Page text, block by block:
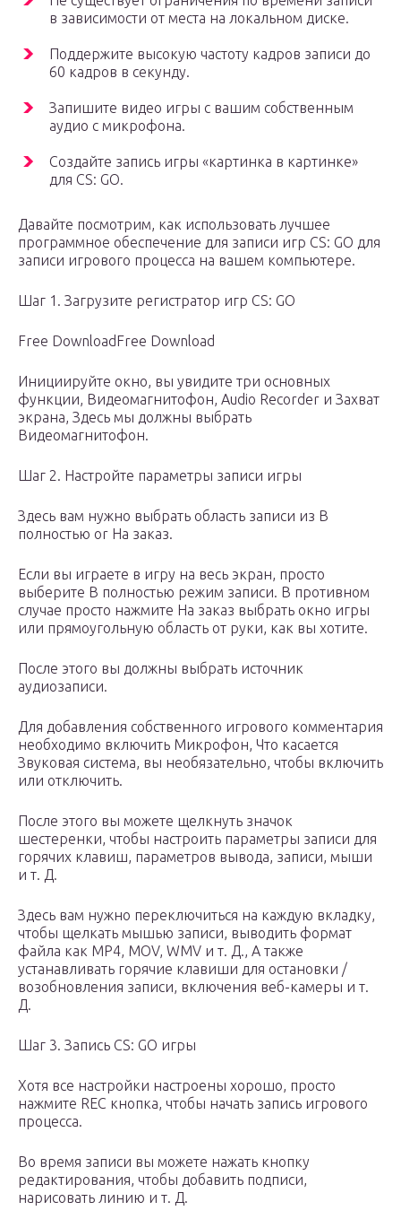
в зависимости от места на локальном диске.
Поддержите высокую частоту кадров записи до
60 кадров в секунду.
Запишите видео игры с вашим собственным
аудио с микрофона.
Создайте запись игры «картинка в картинке»
для CS: GO.
Давайте посмотрим, как использовать лучшее
программное обеспечение для записи игр CS: GO для
записи игрового процесса на вашем компьютере.
Шаг 1. Загрузите регистратор игр CS: GO
Free DownloadFree Download
Инициируйте окно, вы увидите три основных
функции, Видеомагнитофон, Audio Recorder и Захват
экрана, Здесь мы должны выбрать
Видеомагнитофон.
Шаг 2. Настройте параметры записи игры
Здесь вам нужно выбрать область записи из В
полностью or На заказ.
Если вы играете в игру на весь экран, просто
выберите В полностью режим записи. В противном
случае просто нажмите На заказ выбрать окно игры
или прямоугольную область от руки, как вы хотите.
После этого вы должны выбрать источник
аудиозаписи.
Для добавления собственного игрового комментария
необходимо включить Микрофон, Что касается
Звуковая система, вы необязательно, чтобы включить
или отключить.
После этого вы можете щелкнуть значок
шестеренки, чтобы настроить параметры записи для
горячих клавиш, параметров вывода, записи, мыши
и т. Д.
Здесь вам нужно переключиться на каждую вкладку,
чтобы щелкать мышью записи, выводить формат
файла как MP4, MOV, WMV и т. Д., А также
устанавливать горячие клавиши для остановки /
возобновления записи, включения веб-камеры и т.
Д.
Шаг 3. Запись CS: GO игры
Хотя все настройки настроены хорошо, просто
нажмите REC кнопка, чтобы начать запись игрового
процесса.
Во время записи вы можете нажать кнопку
редактирования, чтобы добавить подписи,
нарисовать линию и т. Д.